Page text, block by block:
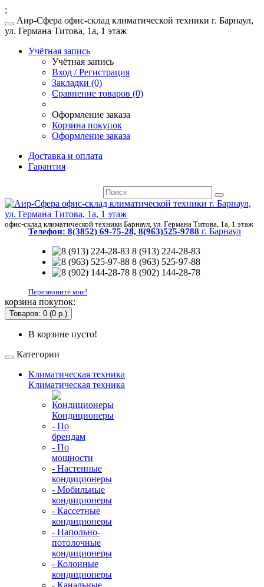
;
Аир-Сфера офис-склад климатической техники г. Барнаул,
ул. Германа Титова, 1а, 1 этаж
Учётная запись
Учётная запись
Вход / Регистрация
Закладки (0)
Сравнение товаров (0)
Оформление заказа
Корзина покупок
Оформление заказа
Доставка и оплата
Гарантия
офис-склад климатической техники Барнаул, ул. Германа Титова, 1а, 1 этаж
Телефон: 8(3852) 69-75-28, 8(963)525-9788 г. Барнаул
8 (913) 224-28-83
8 (963) 525-97-88
8 (902) 144-28-78
Перезвоните мне!
корзина покупок:
Товаров: 0 (0 р.)
В корзине пусто!
Категории
Климатическая техника
Климатическая техника
Кондиционеры
- По
брендам
- По
мощности
- Настенные
кондиционеры
- Мобильные
кондиционеры
- Кассетные
кондиционеры
- Напольно-
потолочные
кондиционеры
- Колонные
кондиционеры
- Канальные